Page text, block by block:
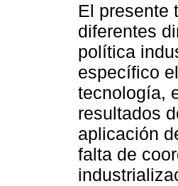
El presente
diferentes
política
específico
tecnología,
resultados
aplicación
falta de